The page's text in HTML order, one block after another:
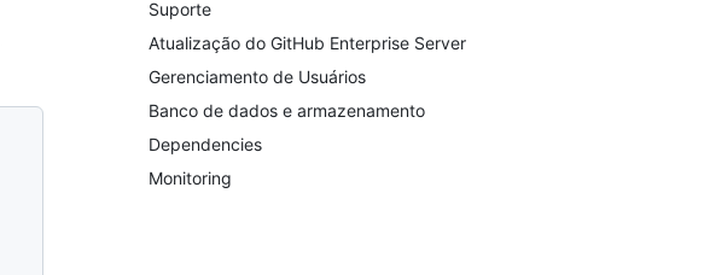
Suporte
Atualização do GitHub Enterprise Server
Gerenciamento de Usuários
Banco de dados e armazenamento
Dependencies
Monitoring